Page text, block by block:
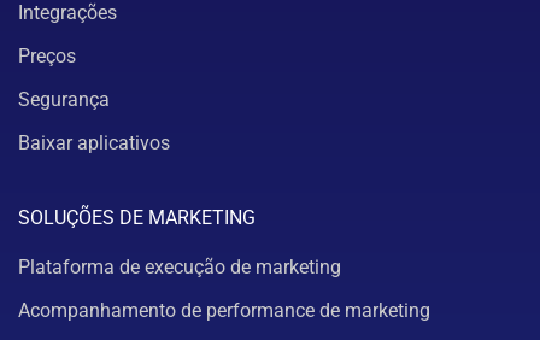
Integrações
Preços
Segurança
Baixar aplicativos
SOLUÇÕES DE MARKETING
Plataforma de execução de marketing
Acompanhamento de performance de marketing